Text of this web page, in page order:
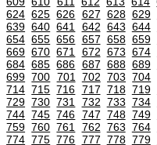
624 625 626 627 628 629
639 640 641 642 643 644
654 655 656 657 658 659
669 670 671 672 673 674
684 685 686 687 688 689
699 700 701 702 703 704
714 715 716 717 718 719
729 730 731 732 733 734
744 745 746 747 748 749
759 760 761 762 763 764
774 775 776 777 778 779